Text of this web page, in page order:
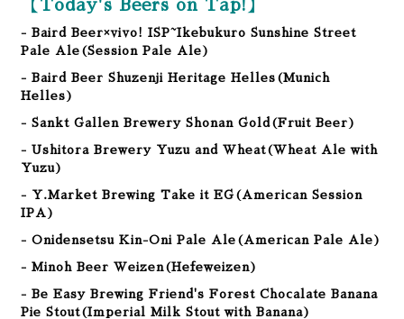
【Today's Beers on Tap!】
- Baird Beer×vivo! ISP~Ikebukuro Sunshine Street
Pale Ale(Session Pale Ale)
- Baird Beer Shuzenji Heritage Helles(Munich
Helles)
- Sankt Gallen Brewery Shonan Gold(Fruit Beer)
- Ushitora Brewery Yuzu and Wheat(Wheat Ale with
Yuzu)
- Y.Market Brewing Take it EG (American Session
IPA)
- Onidensetsu Kin-Oni Pale Ale (American Pale Ale)
- Minoh Beer Weizen(Hefeweizen)
- Be Easy Brewing Friend's Forest Chocalate Banana
Pie Stout(Imperial Milk Stout with Banana)